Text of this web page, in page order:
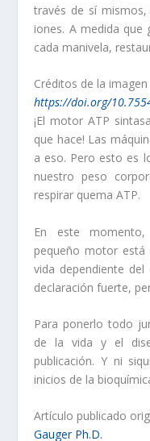
través de sí
iones. A medida que
cada manivela,
Créditos de la imagen
https://doi.org/
¡El motor ATP
que hace! Las
a eso. Pero esto es
nuestro peso
respirar quema ATP.
En este
pequeño motor está
vida dependiente
declaración fuerte,
Para ponerlo todo
de la vida y el
publicación. Y ni
inicios de la
Artículo publicado
Gauger Ph.D.